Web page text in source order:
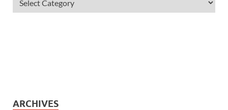
ARCHIVES